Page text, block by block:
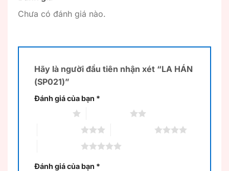
Chưa có đánh giá nào.
Hãy là người đầu tiên nhận xét “LA HÁN
(SP021)”
Đánh giá của bạn *
Đánh giá của bạn *